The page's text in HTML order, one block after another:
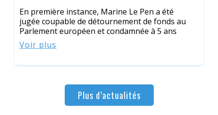
En première instance, Marine Le Pen a été
jugée coupable de détournement de fonds au
Parlement européen et condamnée à 5 ans
Voir plus
Plus d’actualités